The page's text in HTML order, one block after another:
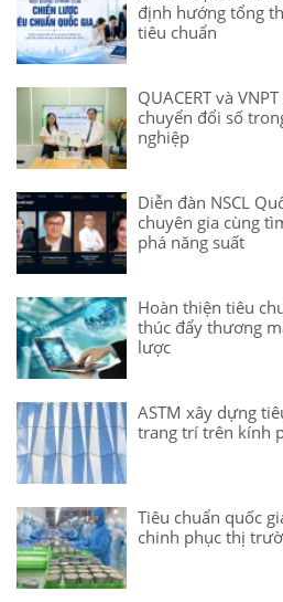
định hướng tổng
tiêu chuẩn
QUACERT và
chuyển đổi số
nghiệp
Diễn đàn NSCL
chuyên gia cùng
phá năng suất
Hoàn thiện tiêu
thúc đẩy thương
lược
ASTM xây dựng
trang trí trên kính
Tiêu chuẩn quốc
chinh phục thị